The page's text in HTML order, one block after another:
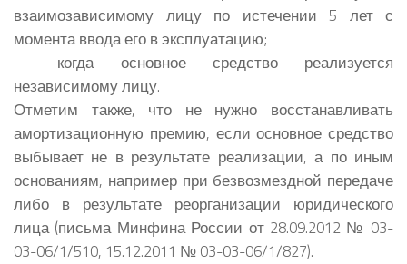
взаимозависимому лицу по истечении 5 лет с
момента ввода его в эксплуатацию;
— когда основное средство реализуется
независимому лицу.
Отметим также, что не нужно восстанавливать
амортизационную премию, если основное средство
выбывает не в результате реализации, а по иным
основаниям, например при безвозмездной передаче
либо в результате реорганизации юридического
лица (письма Минфина России от 28.09.2012 № 03-
03-06/1/510, 15.12.2011 № 03-03-06/1/827).